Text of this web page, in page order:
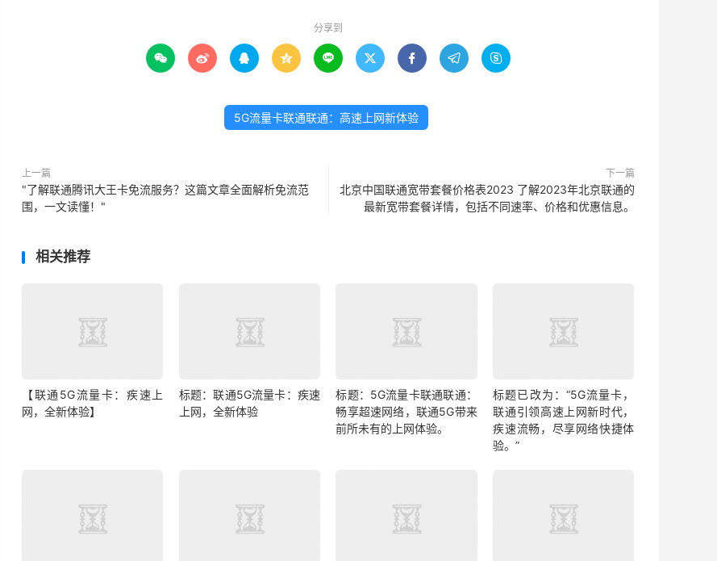
分享到
        
5G流量卡联通联通：高速上网新体验
上一篇
"了解联通腾讯大王卡免流服务？这篇文章全面解析免流范
围，一文读懂！"
下一篇
北京中国联通宽带套餐价格表2023 了解2023年北京联通的
最新宽带套餐详情，包括不同速率、价格和优惠信息。
相关推荐
【联通5G流量卡：疾速上
网，全新体验】
标题：联通5G流量卡：疾速
上网，全新体验
标题：5G流量卡联通联通：
畅享超速网络，联通5G带来
前所未有的上网体验。
标题已改为：“5G流量卡，
联通引领高速上网新时代，
疾速流畅，尽享网络快捷体
验。”